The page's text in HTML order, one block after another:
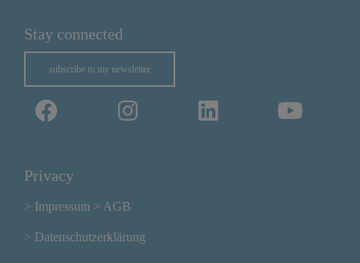
Stay connected
subscribe to my newsletter
Privacy
> Impressum > AGB
> Datenschutzerklärung